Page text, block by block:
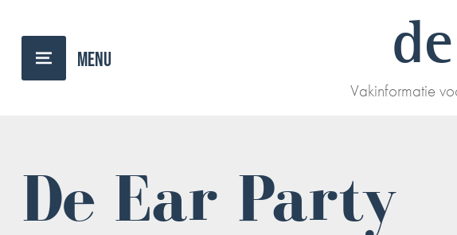
Vakinformatie
De Ear Party